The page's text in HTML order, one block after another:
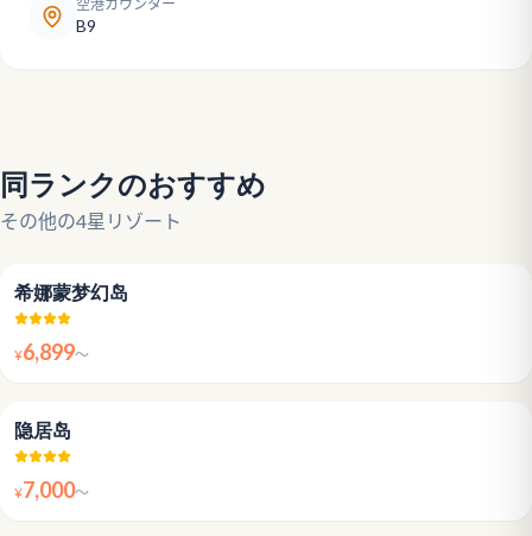
空港カウンター
B9
同ランクのおすすめ
その他の4星リゾート
希娜蒙梦幻岛
¥6,899〜
隐居岛
¥7,000〜